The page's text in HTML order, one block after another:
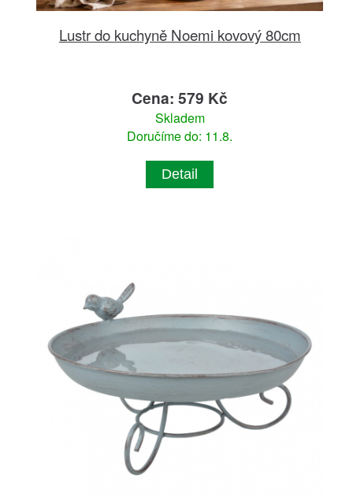
Lustr do kuchyně Noemi kovový 80cm
Cena: 579 Kč
Skladem
Doručíme do: 11.8.
Detail